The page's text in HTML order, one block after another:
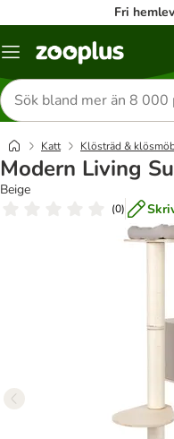
Fri
Katalogmeny
Sök
efter
produkter
Katt Klösträd &
Modern Living
Beige
(0)